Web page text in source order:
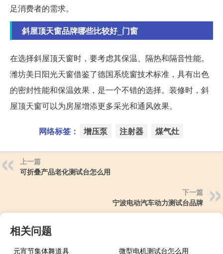
足消费者的需求。
斜屋顶天窗品牌哪些比较好_门窗
在选择斜屋顶天窗时，要考虑其保温、隔热和隔音性能。
潍坊美日阳光天窗借鉴了德国系统窗技术标准，具有出色
的密封性能和保温效果，是一个不错的选择。装修时，斜
屋顶天窗可以为房屋增添更多采光和通风效果。
网络标签： 增压泵 注射器 煤气灶
上一篇
可折叠产品老化测试台怎么用
下一篇
宁波电动汽车动力测试台品牌
相关问题
元宵节集体舞道具
微型电机测试台怎么用